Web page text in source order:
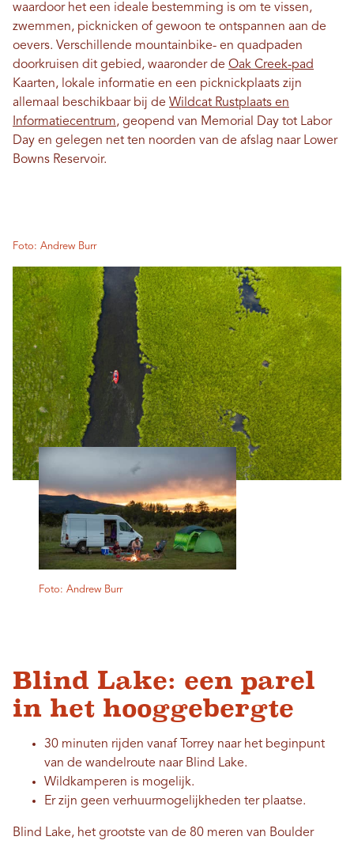
waardoor het een ideale bestemming is om te vissen,
zwemmen, picknicken of gewoon te ontspannen aan de
oevers. Verschillende mountainbike- en quadpaden
doorkruisen dit gebied, waaronder de Oak Creek-pad
Kaarten, lokale informatie en een picknickplaats zijn
allemaal beschikbaar bij de Wildcat Rustplaats en
Informatiecentrum, geopend van Memorial Day tot Labor
Day en gelegen net ten noorden van de afslag naar Lower
Bowns Reservoir.
Foto: Andrew Burr
Foto: Andrew Burr
Blind Lake: een parel
in het hooggebergte
30 minuten rijden vanaf Torrey naar het beginpunt
van de wandelroute naar Blind Lake.
Wildkamperen is mogelijk.
Er zijn geen verhuurmogelijkheden ter plaatse.
Blind Lake, het grootste van de 80 meren van Boulder